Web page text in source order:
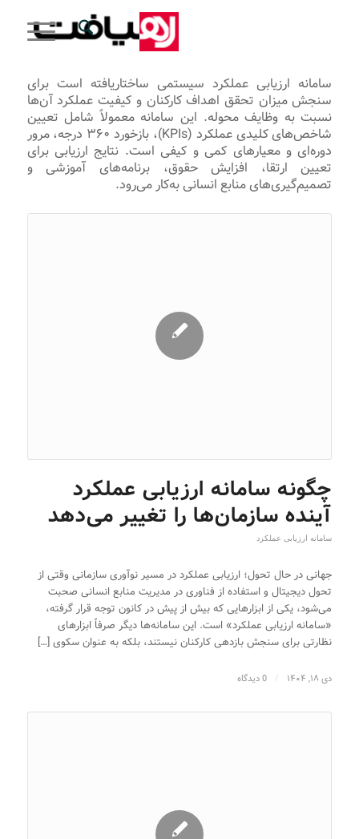
سامانه ارزیابی عملکرد سیستمی ساختاریافته است برای
سنجش میزان تحقق اهداف کارکنان و کیفیت عملکرد آن‌ها
نسبت به وظایف محوله. این سامانه معمولاً شامل تعیین
شاخص‌های کلیدی عملکرد (KPIs)، بازخورد ۳۶۰ درجه، مرور
دوره‌ای و معیارهای کمی و کیفی است. نتایج ارزیابی برای
تعیین ارتقا، افزایش حقوق، برنامه‌های آموزشی و
تصمیم‌گیری‌های منابع انسانی به‌کار می‌رود.
چگونه سامانه ارزیابی عملکرد
آینده سازمان‌ها را تغییر می‌دهد
سامانه ارزیابی عملکرد
جهانی در حال تحول؛ ارزیابی عملکرد در مسیر نوآوری سازمانی وقتی از
تحول دیجیتال و استفاده از فناوری در مدیریت منابع انسانی صحبت
می‌شود، یکی از ابزارهایی که بیش از پیش در کانون توجه قرار گرفته،
«سامانه ارزیابی عملکرد» است. این سامانه‌ها دیگر صرفاً ابزارهای
نظارتی برای سنجش بازدهی کارکنان نیستند، بلکه به عنوان سکوی […]
دی ۱۸, ۱۴۰۴ / 0 دیدگاه